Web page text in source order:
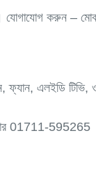
যোগাযোগ করুন –
এলইডি টিভি,
01711-595265